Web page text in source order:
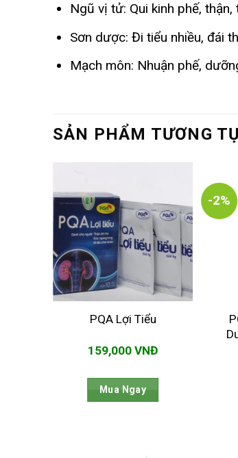
Ngũ vị tử: Qui kinh phế,
Sơn dược: Đi tiểu nhiều, đái
Mạch môn: Nhuận phế,
SẢN PHẨM TƯƠNG
PQA Lợi Tiểu
159,000VNĐ
Mua Ngay
-2%